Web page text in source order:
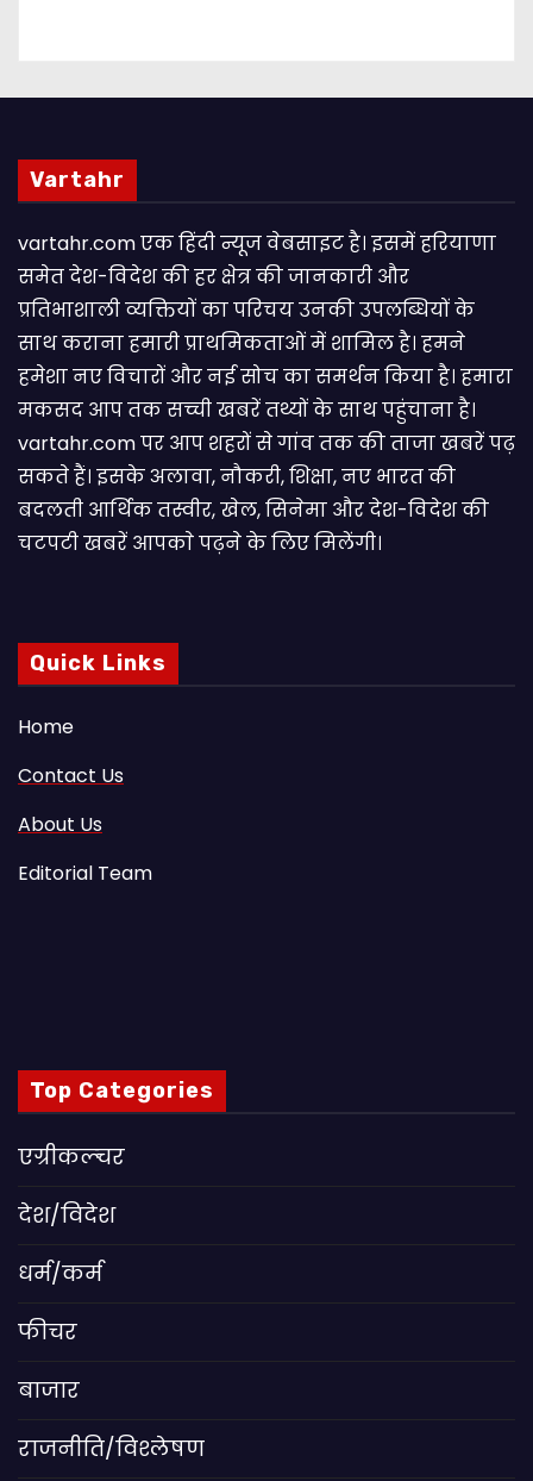
Vartahr
vartahr.com एक हिंदी न्यूज वेबसाइट है। इसमें हरियाणा
समेत देश-विदेश की हर क्षेत्र की जानकारी और
प्रतिभाशाली व्यक्तियों का परिचय उनकी उपलब्धियों के
साथ कराना हमारी प्राथमिकताओं में शामिल है। हमने
हमेशा नए विचारों और नई सोच का समर्थन किया है। हमारा
मकसद आप तक सच्ची खबरें तथ्यों के साथ पहुंचाना है।
vartahr.com पर आप शहरों से गांव तक की ताजा खबरें पढ़
सकते हैं। इसके अलावा, नौकरी, शिक्षा, नए भारत की
बदलती आर्थिक तस्वीर, खेल, सिनेमा और देश-विदेश की
चटपटी खबरें आपकाे पढ़ने के लिए मिलेंगी।
Quick Links
Home
Contact Us
About Us
Editorial Team
Top Categories
एग्रीकल्चर
देश/विदेश
धर्म/कर्म
फीचर
बाजार
राजनीति/विश्लेषण